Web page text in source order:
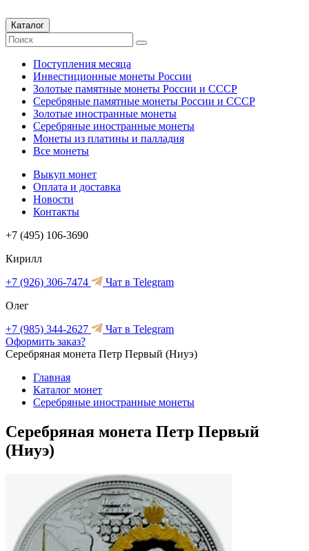
Каталог
Поступления месяца
Инвестиционные монеты России
Золотые памятные монеты России и СССР
Серебряные памятные монеты России и СССР
Золотые иностранные монеты
Серебряные иностранные монеты
Монеты из платины и палладия
Все монеты
Выкуп монет
Оплата и доставка
Новости
Контакты
+7 (495) 106-3690
Кирилл
+7 (926) 306-7474
Чат в Telegram
Олег
+7 (985) 344-2627
Чат в Telegram
Оформить заказ?
Серебряная монета Петр Первый (Ниуэ)
Главная
Каталог монет
Серебряные иностранные монеты
Серебряная монета Петр Первый
(Ниуэ)